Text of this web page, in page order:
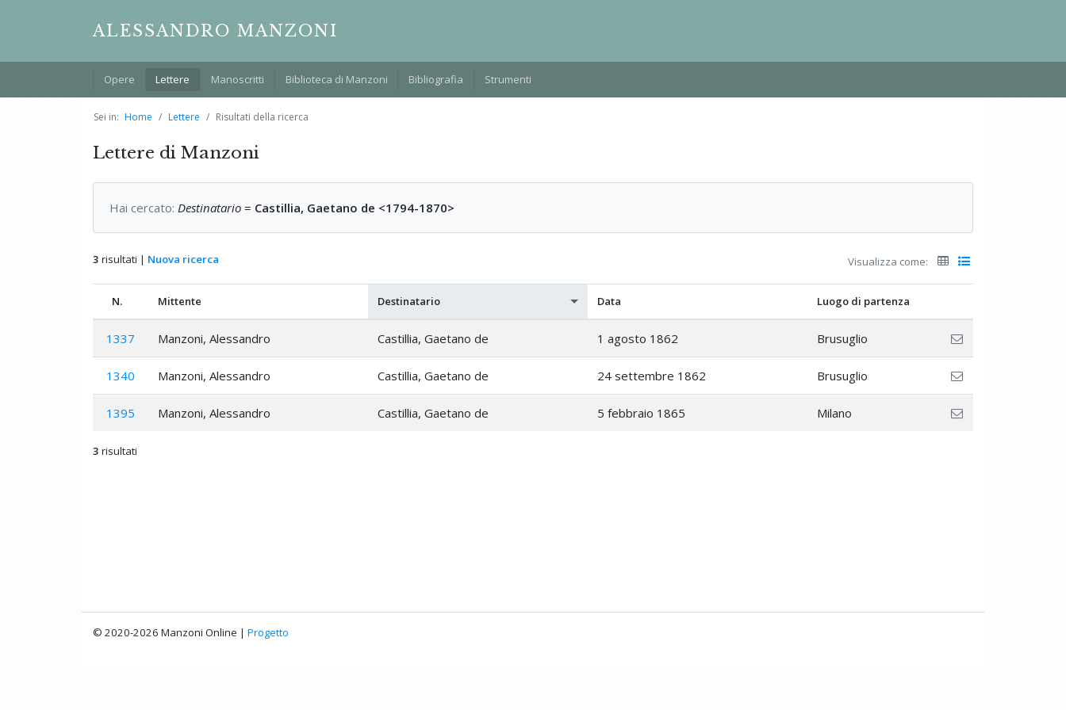
ALESSANDRO MANZONI
Opere Lettere Manoscritti Biblioteca di Manzoni Bibliografia Strumenti
Sei in: Home Lettere Risultati della ricerca
Lettere di Manzoni
Hai cercato: Destinatario = Castillia, Gaetano de <1794-1870>
3 risultati | Nuova ricerca Visualizza come:
N. Mittente Destinatario Data Luogo di partenza
1337 Manzoni, Alessandro Castillia, Gaetano de 1 agosto 1862 Brusuglio
1340 Manzoni, Alessandro Castillia, Gaetano de 24 settembre 1862 Brusuglio
1395 Manzoni, Alessandro Castillia, Gaetano de 5 febbraio 1865 Milano
3 risultati
© 2020-2026 Manzoni Online | Progetto